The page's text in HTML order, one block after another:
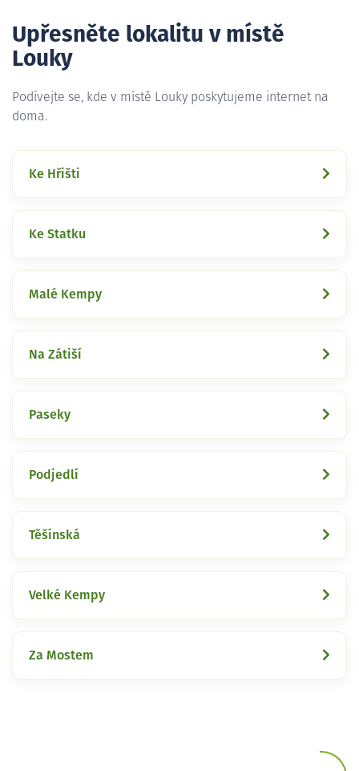
Upřesněte lokalitu v místě
Louky
Podívejte se, kde v místě Louky poskytujeme internet na
doma.
Ke Hřišti
Ke Statku
Malé Kempy
Na Zátiší
Paseky
Podjedlí
Těšínská
Velké Kempy
Za Mostem